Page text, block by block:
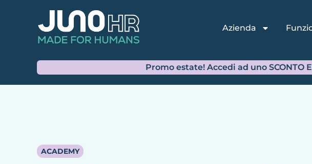
Gestione presenze nelle
aziende di logistica:
controllare un team
distribuito senza perdere
ore ogni mese